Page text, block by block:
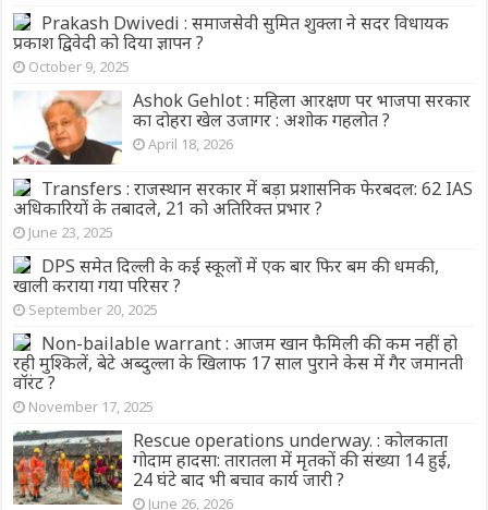
Prakash Dwivedi : समाजसेवी सुमित शुक्ला ने सदर विधायक
प्रकाश द्विवेदी को दिया ज्ञापन ?
October 9, 2025
Ashok Gehlot : महिला आरक्षण पर भाजपा सरकार
का दोहरा खेल उजागर : अशोक गहलोत ?
April 18, 2026
Transfers : राजस्थान सरकार में बड़ा प्रशासनिक फेरबदल: 62 IAS
अधिकारियों के तबादले, 21 को अतिरिक्त प्रभार ?
June 23, 2025
DPS समेत दिल्ली के कई स्कूलों में एक बार फिर बम की धमकी,
खाली कराया गया परिसर ?
September 20, 2025
Non-bailable warrant : आजम खान फैमिली की कम नहीं हो
रही मुश्किलें, बेटे अब्दुल्ला के खिलाफ 17 साल पुराने केस में गैर जमानती
वॉरंट ?
November 17, 2025
Rescue operations underway. : कोलकाता
गोदाम हादसा: तारातला में मृतकों की संख्या 14 हुई,
24 घंटे बाद भी बचाव कार्य जारी ?
June 26, 2026